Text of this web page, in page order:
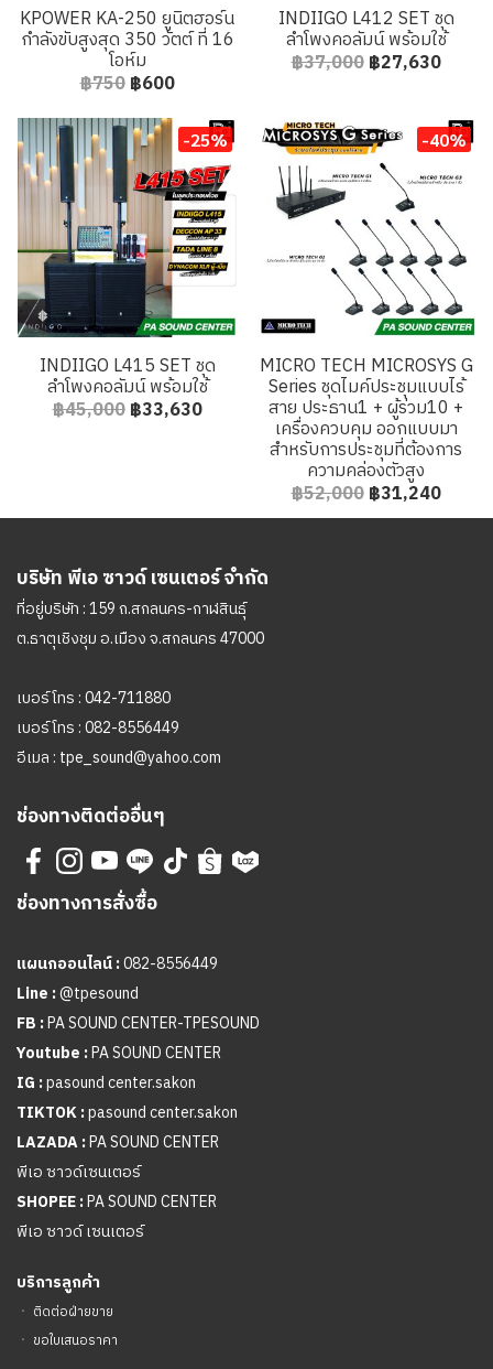
KPOWER KA-250 ยูนิตฮอร์น
กำลังขับสูงสุด 350 วัตต์ ที่ 16
โอห์ม
฿750 ฿600
INDIIGO L412 SET ชุด
ลำโพงคอลัมน์ พร้อมใช้
฿37,000 ฿27,630
-25%
INDIIGO L415 SET ชุด
ลำโพงคอลัมน์ พร้อมใช้
฿45,000 ฿33,630
-40%
MICRO TECH MICROSYS G
Series ชุดไมค์ประชุมแบบไร้
สาย ประธาน1 + ผู้ร่วม10 +
เครื่องควบคุม ออกแบบมา
สำหรับการประชุมที่ต้องการ
ความคล่องตัวสูง
฿52,000 ฿31,240
บริษัท พีเอ ซาวด์ เซนเตอร์ จำกัด
ที่อยู่บริษัท : 159 ถ.สกลนคร-กาฬสินธุ์
ต.ธาตุเชิงชุม อ.เมือง จ.สกลนคร 47000
เบอร์โทร :042-711880
เบอร์โทร :082-8556449
อีเมล : tpe_sound@yahoo.com
ช่องทางติดต่ออื่นๆ
ช่องทางการสั่งซื้อ
แผนกออนไลน์ :082-8556449
Line :@tpesound
FB :PA SOUND CENTER-TPESOUND
Youtube :PA SOUND CENTER
IG :pasound center.sakon
TIKTOK :pasound center.sakon
LAZADA :PA SOUND CENTER
พีเอ ซาวด์เซนเตอร์
SHOPEE :PA SOUND CENTER
พีเอ ซาวด์ เซนเตอร์
บริการลูกค้า
ㆍ ติดต่อฝ่ายขาย
ㆍ ขอใบเสนอราคา